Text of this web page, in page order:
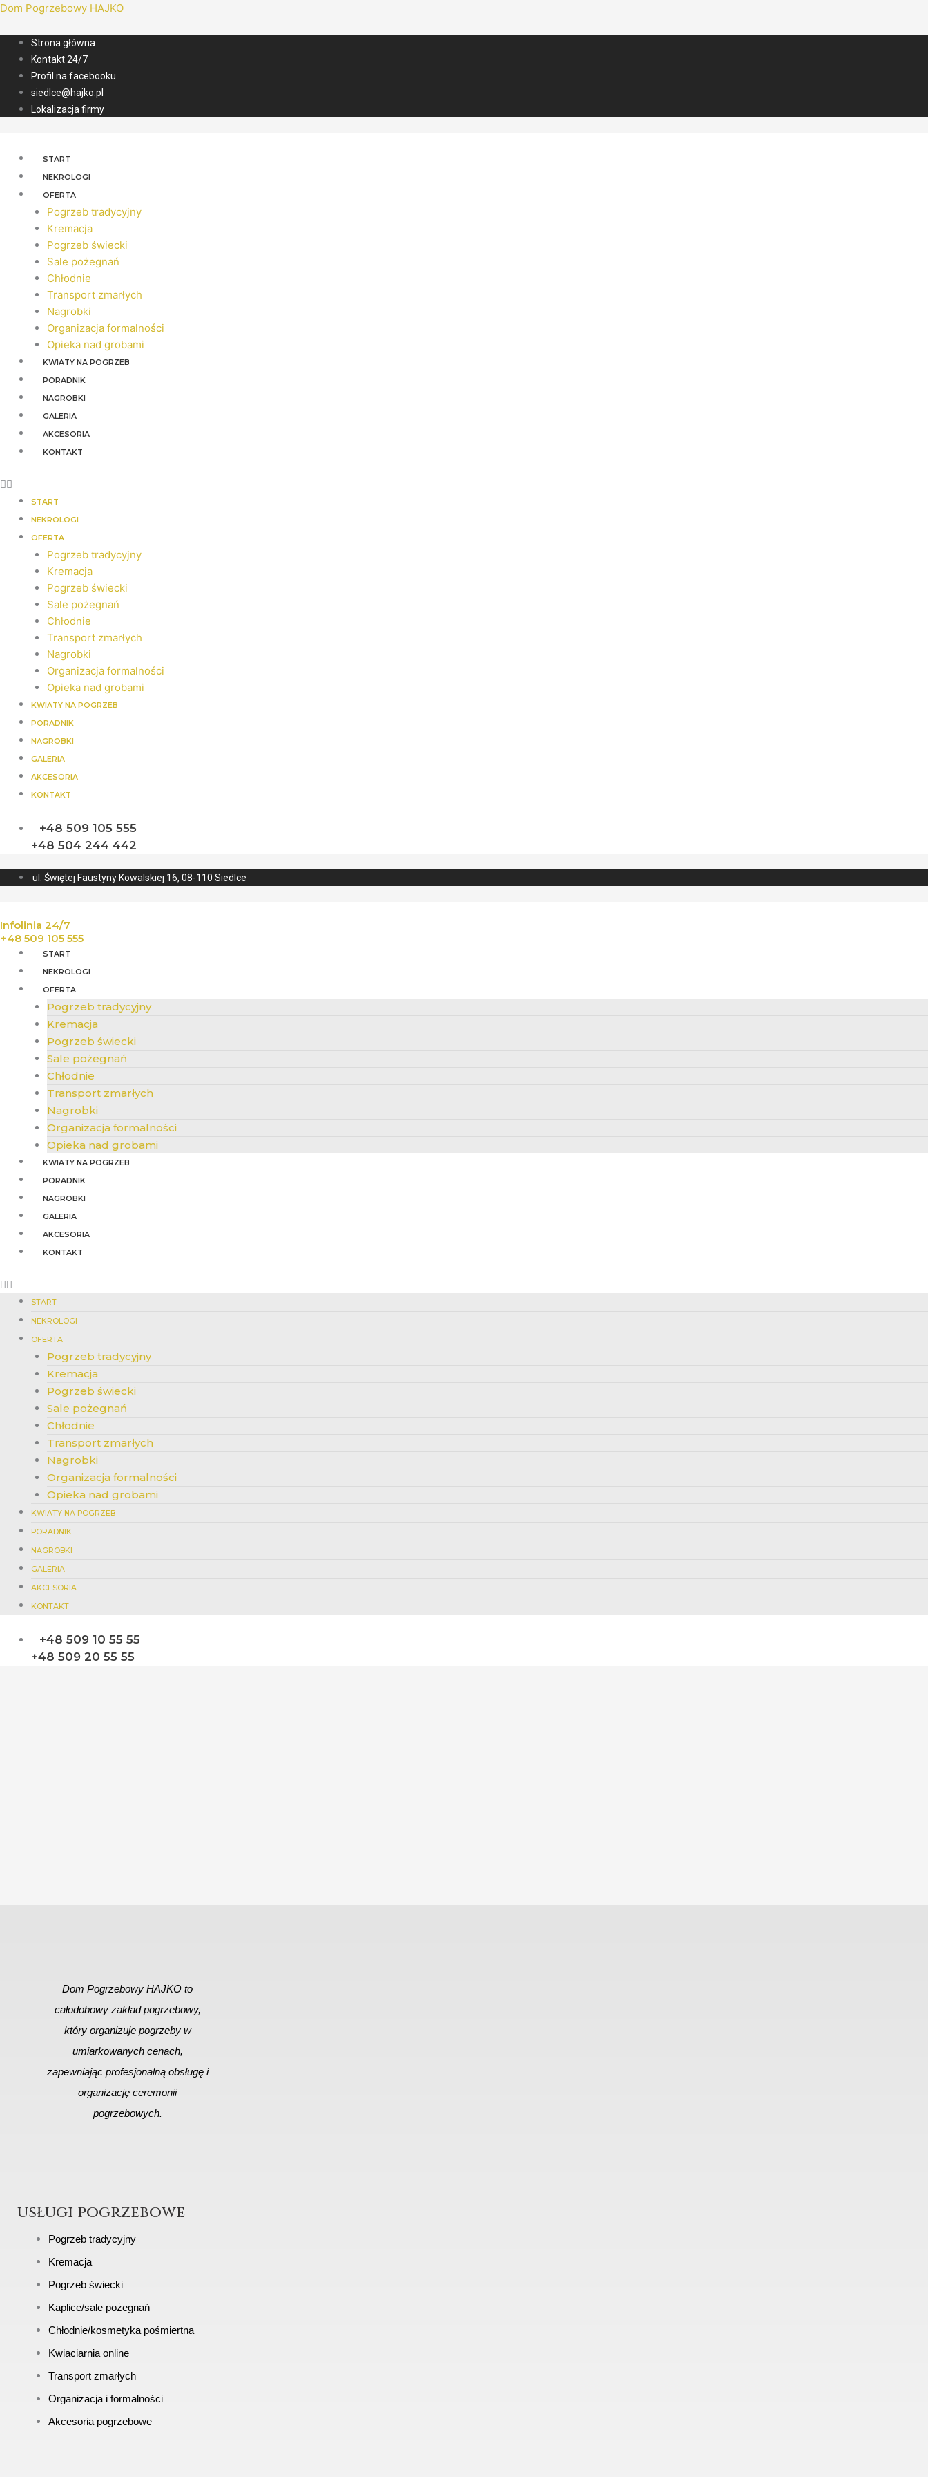
Dom Pogrzebowy HAJKO
Strona główna
Kontakt 24/7
Profil na facebooku
siedlce@hajko.pl
Lokalizacja firmy
START
NEKROLOGI
OFERTA
Pogrzeb tradycyjny
Kremacja
Pogrzeb świecki
Sale pożegnań
Chłodnie
Transport zmarłych
Nagrobki
Organizacja formalności
Opieka nad grobami
KWIATY NA POGRZEB
PORADNIK
NAGROBKI
GALERIA
AKCESORIA
KONTAKT
START
NEKROLOGI
OFERTA
Pogrzeb tradycyjny
Kremacja
Pogrzeb świecki
Sale pożegnań
Chłodnie
Transport zmarłych
Nagrobki
Organizacja formalności
Opieka nad grobami
KWIATY NA POGRZEB
PORADNIK
NAGROBKI
GALERIA
AKCESORIA
KONTAKT
+48 509 105 555
+48 504 244 442
ul. Świętej Faustyny Kowalskiej 16, 08-110 Siedlce
Infolinia 24/7
+48 509 105 555
START
NEKROLOGI
OFERTA
Pogrzeb tradycyjny
Kremacja
Pogrzeb świecki
Sale pożegnań
Chłodnie
Transport zmarłych
Nagrobki
Organizacja formalności
Opieka nad grobami
KWIATY NA POGRZEB
PORADNIK
NAGROBKI
GALERIA
AKCESORIA
KONTAKT
START
NEKROLOGI
OFERTA
Pogrzeb tradycyjny
Kremacja
Pogrzeb świecki
Sale pożegnań
Chłodnie
Transport zmarłych
Nagrobki
Organizacja formalności
Opieka nad grobami
KWIATY NA POGRZEB
PORADNIK
NAGROBKI
GALERIA
AKCESORIA
KONTAKT
+48 509 10 55 55
+48 509 20 55 55
Dom Pogrzebowy HAJKO to
całodobowy zakład pogrzebowy,
który organizuje pogrzeby w
umiarkowanych cenach,
zapewniając profesjonalną obsługę i
organizację ceremonii
pogrzebowych.
usługi pogrzebowe
Pogrzeb tradycyjny
Kremacja
Pogrzeb świecki
Kaplice/sale pożegnań
Chłodnie/kosmetyka pośmiertna
Kwiaciarnia online
Transport zmarłych
Organizacja i formalności
Akcesoria pogrzebowe